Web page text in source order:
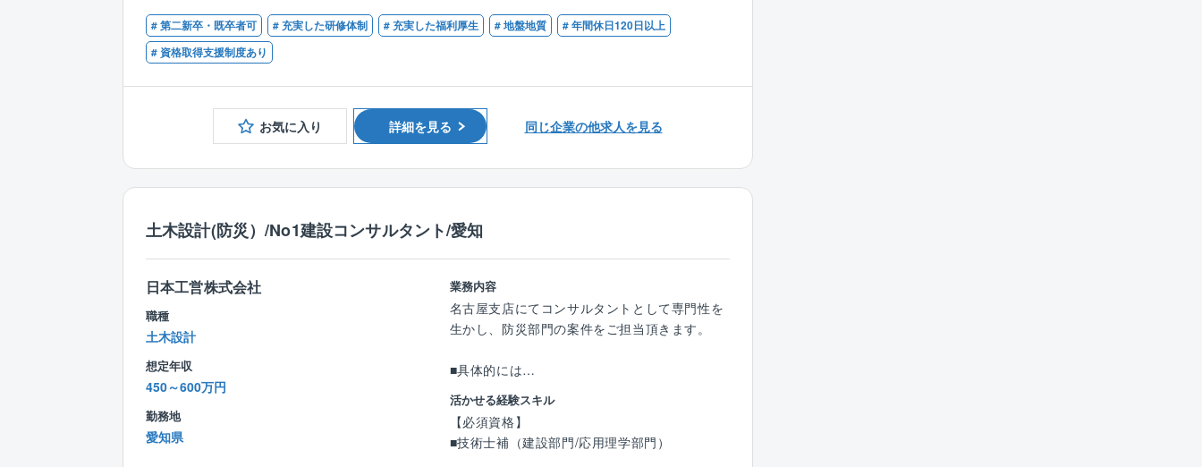
する社風で、真面目さ・自由度の高さをを併せ
もっています。平均勤続年数は約15年で、業界
平均と比較しても高い定着率を誇ります。
・柔軟な発想力を生み出し、効率よく成果を上
げるための職場環境つくりにも注力していま
す。例えば、毎週水曜日は「自己投資デー」と
ス」の推進や「リフレッシュコーナー」の設置
■ボーリング調査
■室内試験 他
ルタントです。土木、建築、防災・防水工事に
関する地質調査、土質調査、設計、施工管理、
インフラの整備、防災・減災対策、環境保全を
通して、安全で持続可能な社会づくりに貢献し
ています。
【同社の魅力】
■地理空間情報に強みを持つ国際航業グループ
同社は大手建設コンサルタントの国際航業株式
会社のグループ企業の1つでございます。
そのため、年間休日125日やリモートワーク可
能など、福利厚生も整っており働きやすさが抜
群でございます。
方
以下いずれか資格をお持ちの方
■RCCM(土質及び基礎・地質)
■技術士(建設部門：土質及び基礎・応用理学部
門：地質)
■地質調査技士
# 第二新卒・既卒者可 # 充実した研修体制 # 充実した福利厚生 # 地盤地質
# 年間休日120日以上
# 資格取得支援制度あり
お気に入り 詳細を見る 同じ企業の他求人を見る
土木設計(防災）/No1建設コンサルタント/愛知
日本工営株式会社
職種
土木設計
想定年収
450～600万円
勤務地
愛知県
業務内容
名古屋支店にてコンサルタントとして専門性を
生かし、防災部門の案件をご担当頂きます。
■具体的には
対象事業は、地すべり対策事業、河川事業、道
路事業となります。
国・県および市町村から受注した、地すべり・
急傾斜、ダム貯水池の斜面安定、道路防災等の
活かせる経験スキル
【必須資格】
■技術士補（建設部門/応用理学部門）